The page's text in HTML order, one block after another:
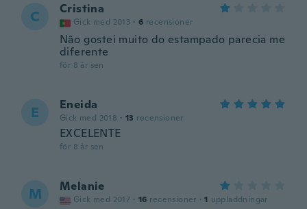
C Cristina
Gick med 2013 · 6 recensioner
Não gostei muito do estampado parecia me
diferente
för 8 år sen
E Eneida
Gick med 2018 · 13 recensioner
EXCELENTE
för 8 år sen
M Melanie
Gick med 2017 · 16 recensioner · 1 uppladdningar